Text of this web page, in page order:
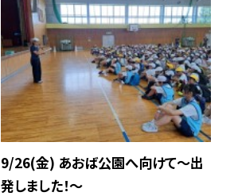
9/26(金) あおば公園へ向けて〜出
発しました！〜